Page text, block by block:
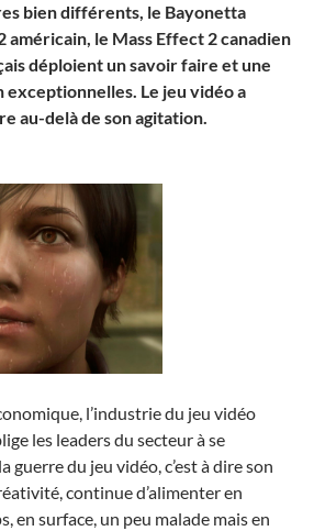
bien différents, le Bayonetta
américain, le Mass Effect 2 canadien
déploient un savoir faire et une
exceptionnelles. Le jeu vidéo a
au-delà de son agitation.
l’industrie du jeu vidéo
les leaders du secteur à se
guerre du jeu vidéo, c’est à dire son
continue d’alimenter en
en surface, un peu malade mais en